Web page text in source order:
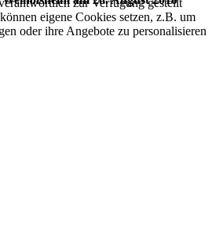
zur Verfügung gestellt
eigene Cookies setzen, z.B. um
oder ihre Angebote zu personalisieren